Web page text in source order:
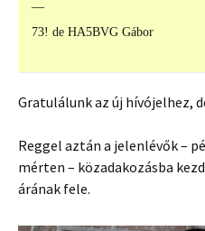
—
73! de HA5BVG Gábor
Gratulálunk az új hívójelhez,
Reggel aztán a jelenlévők –
mérten – közadakozásba
árának fele.